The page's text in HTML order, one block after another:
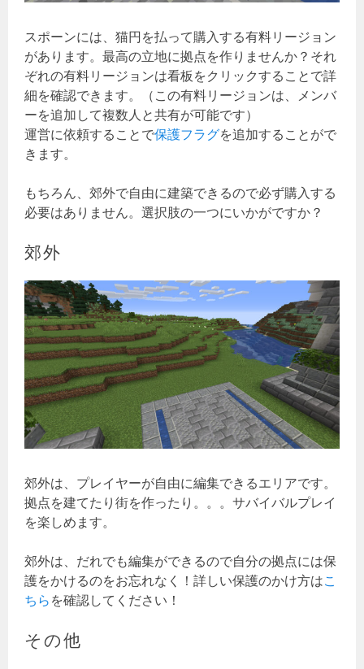
スポーンには、猫円を払って購入する有料リージョン
があります。最高の立地に拠点を作りませんか？それ
ぞれの有料リージョンは看板をクリックすることで詳
細を確認できます。（この有料リージョンは、メンバ
ーを追加して複数人と共有が可能です）
運営に依頼することで保護フラグを追加することがで
きます。
もちろん、郊外で自由に建築できるので必ず購入する
必要はありません。選択肢の一つにいかがですか？
郊外
郊外は、プレイヤーが自由に編集できるエリアです。
拠点を建てたり街を作ったり。。。サバイバルプレイ
を楽しめます。
郊外は、だれでも編集ができるので自分の拠点には保
護をかけるのをお忘れなく！詳しい保護のかけ方はこ
ちら を確認してください！
その他